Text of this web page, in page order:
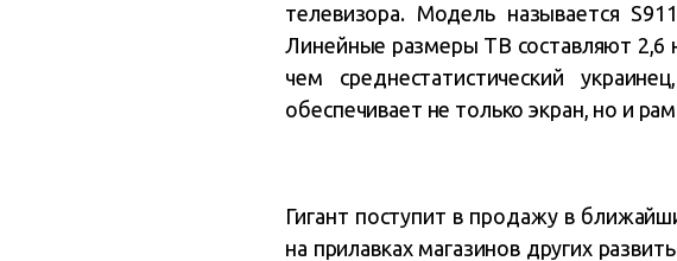
телевизора. Модель называется
Линейные размеры ТВ составляют 2,6
чем среднестатистический
обеспечивает не только экран, но и
Гигант поступит в продажу в
на прилавках магазинов других